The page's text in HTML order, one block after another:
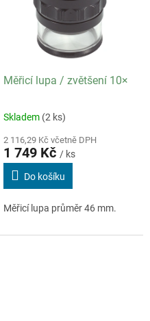
Měřicí lupa / zvětšení 10×
Skladem (2 ks)
2 116,29 Kč včetně DPH
1 749 Kč / ks
Do košíku
Měřicí lupa průměr 46 mm.